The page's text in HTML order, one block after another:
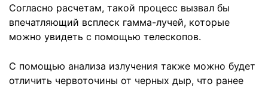
Согласно расчетам, такой процесс вызвал бы
впечатляющий всплеск гамма-лучей, которые
можно увидеть с помощью телескопов.
С помощью анализа излучения также можно будет
отличить червоточины от черных дыр, что ранее